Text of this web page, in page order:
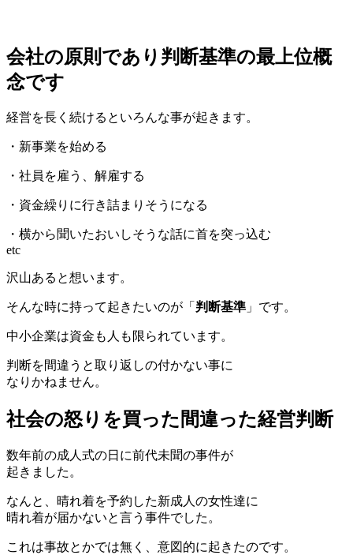
会社の原則であり判断基準の最上位概
念です
経営を長く続けるといろんな事が起きます。
・新事業を始める
・社員を雇う、解雇する
・資金繰りに行き詰まりそうになる
・横から聞いたおいしそうな話に首を突っ込む
etc
沢山あると想います。
そんな時に持って起きたいのが「 判断基準 」です。
中小企業は資金も人も限られています。
判断を間違うと取り返しの付かない事に
なりかねません。
社会の怒りを買った間違った経営判断
数年前の成人式の日に前代未聞の事件が
起きました。
なんと、晴れ着を予約した新成人の女性達に
晴れ着が届かないと言う事件でした。
これは事故とかでは無く、意図的に起きたのです。